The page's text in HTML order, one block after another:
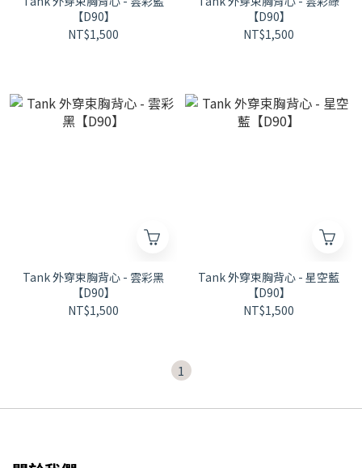
【D90】
NT$1,500
【D90】
NT$1,500
Tank 外穿束胸背心 - 雲彩黑
【D90】
NT$1,500
Tank 外穿束胸背心 - 星空藍
【D90】
NT$1,500
1